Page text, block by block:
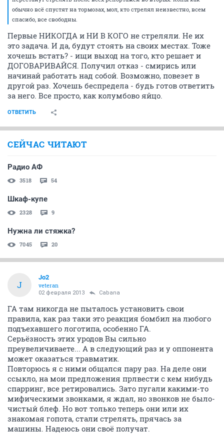
обычно всё спустят на тормозах, мол, кто стрелял неизвестно, всем
спасибо, все свободны.
Первые НИКОГДА и НИ В КОГО не стреляли. Не их
это задача. И да, будут стоять на своих местах. Тоже
хочешь встать? - ищи выход на того, кто решает и
ДОГОВАРИВАЙСЯ. Получил отказ - смирись или
начинай работать над собой. Возможно, повезет в
другой раз. Хочешь беспредела - будь готов ответить
за него. Все просто, как колумбово яйцо.
ОТВЕТИТЬ
СЕЙЧАС ЧИТАЮТ
Радио АФ
3518 54
Шкаф-купе
2328 9
Нужна ли стяжка?
7045 20
J
Jo2
veteran
02 февраля 2013 Cabana
ГА там никогда не пыталось установить свои
правила, как раз таки это реакция бомбил на любого
подъехавшего логотипа, особенно ГА.
Серьёзность этих уродов Вы сильно
преувеличиваете... А в следующий раз и у оппонента
может оказаться травматик.
Повторюсь я с ними общался пару раз. На деле они
ссыкло, на мои предложения прлвести с кем нибудь
спарринг, все ретировались. Зато пугали какими-то
мифическими звонками, я ждал, но звонков не было-
чистый блеф. Но вот только теперь они или их
знакомая гопота, стали стрелять, прячась за
машины. Надеюсь они своё получат.